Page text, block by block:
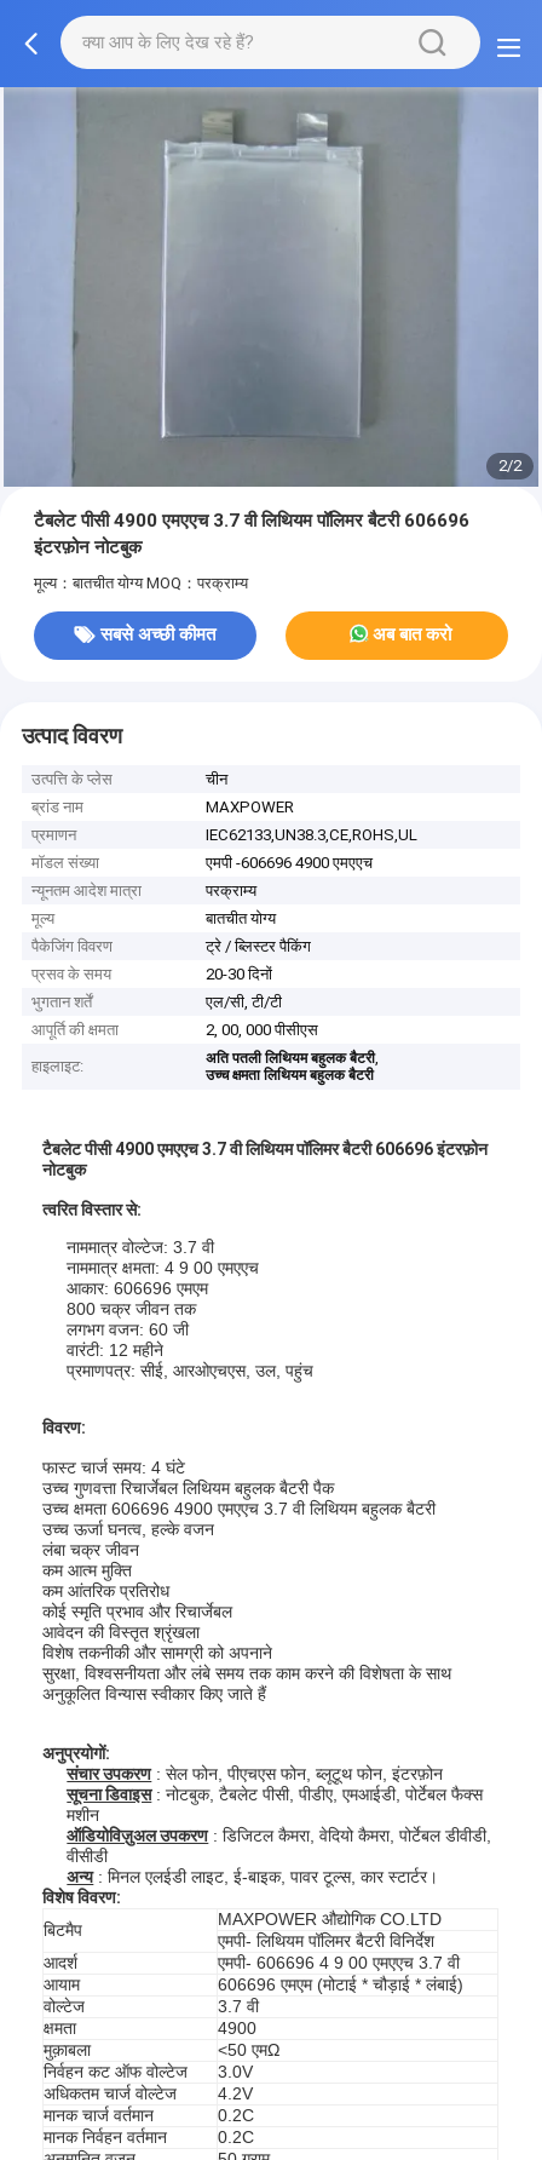
2/2
टैबलेट पीसी 4900 एमएएच 3.7 वी लिथियम पॉलिमर बैटरी 606696
इंटरफ़ोन नोटबुक
मूल्य：बातचीत योग्य MOQ：परक्राम्य
सबसे अच्छी कीमत अब बात करो
उत्पाद विवरण
उत्पत्ति के प्लेस
चीन
ब्रांड नाम
MAXPOWER
प्रमाणन
IEC62133,UN38.3,CE,ROHS,UL
मॉडल संख्या
एमपी -606696 4900 एमएएच
न्यूनतम आदेश मात्रा
परक्राम्य
मूल्य
बातचीत योग्य
पैकेजिंग विवरण
ट्रे / ब्लिस्टर पैकिंग
प्रसव के समय
20-30 दिनों
भुगतान शर्तें
एल/सी, टी/टी
आपूर्ति की क्षमता
2, 00, 000 पीसीएस
हाइलाइट:
अति पतली लिथियम बहुलक बैटरी,
उच्च क्षमता लिथियम बहुलक बैटरी
टैबलेट पीसी 4900 एमएएच 3.7 वी लिथियम पॉलिमर बैटरी 606696 इंटरफ़ोन
नोटबुक
त्वरित विस्तार से:
नाममात्र वोल्टेज: 3.7 वी
नाममात्र क्षमता: 4 9 00 एमएएच
आकार: 606696 एमएम
800 चक्र जीवन तक
लगभग वजन: 60 जी
वारंटी: 12 महीने
प्रमाणपत्र: सीई, आरओएचएस, उल, पहुंच
विवरण:
फास्ट चार्ज समय: 4 घंटे
उच्च गुणवत्ता रिचार्जेबल लिथियम बहुलक बैटरी पैक
उच्च क्षमता 606696 4900 एमएएच 3.7 वी लिथियम बहुलक बैटरी
उच्च ऊर्जा घनत्व, हल्के वजन
लंबा चक्र जीवन
कम आत्म मुक्ति
कम आंतरिक प्रतिरोध
कोई स्मृति प्रभाव और रिचार्जेबल
आवेदन की विस्तृत श्रृंखला
विशेष तकनीकी और सामग्री को अपनाने
सुरक्षा, विश्वसनीयता और लंबे समय तक काम करने की विशेषता के साथ
अनुकूलित विन्यास स्वीकार किए जाते हैं
अनुप्रयोगों:
संचार उपकरण: सेल फोन, पीएचएस फोन, ब्लूटूथ फोन, इंटरफ़ोन
सूचना डिवाइस: नोटबुक, टैबलेट पीसी, पीडीए, एमआईडी, पोर्टेबल फैक्स
मशीन
ऑडियोविज़ुअल उपकरण: डिजिटल कैमरा, वेदियो कैमरा, पोर्टेबल डीवीडी,
वीसीडी
अन्य: मिनल एलईडी लाइट, ई-बाइक, पावर टूल्स, कार स्टार्टर।
विशेष विवरण:
बिटमैप
MAXPOWER औद्योगिक CO.LTD
एमपी- लिथियम पॉलिमर बैटरी विनिर्देश
आदर्श
एमपी- 606696 4 9 00 एमएएच 3.7 वी
आयाम
606696 एमएम (मोटाई * चौड़ाई * लंबाई)
वोल्टेज
3.7 वी
क्षमता
4900
मुक़ाबला
<50 एमΩ
निर्वहन कट ऑफ वोल्टेज
3.0V
अधिकतम चार्ज वोल्टेज
4.2V
मानक चार्ज वर्तमान
0.2C
मानक निर्वहन वर्तमान
0.2C